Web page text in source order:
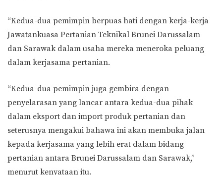
“Kedua-dua pemimpin berpuas hati dengan kerja-kerja
Jawatankuasa Pertanian Teknikal Brunei Darussalam
dan Sarawak dalam usaha mereka meneroka peluang
dalam kerjasama pertanian.
“Kedua-dua pemimpin juga gembira dengan
penyelarasan yang lancar antara kedua-dua pihak
dalam eksport dan import produk pertanian dan
seterusnya mengakui bahawa ini akan membuka jalan
kepada kerjasama yang lebih erat dalam bidang
pertanian antara Brunei Darussalam dan Sarawak,”
menurut kenyataan itu.